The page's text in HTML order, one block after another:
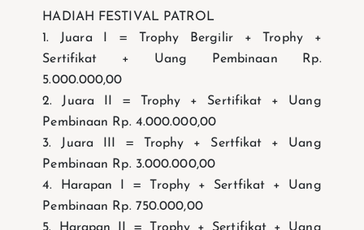
HADIAH FESTIVAL PATROL
1. Juara I = Trophy Bergilir + Trophy +
Sertifikat + Uang Pembinaan Rp.
5.000.000,00
2. Juara II = Trophy + Sertifikat + Uang
Pembinaan Rp. 4.000.000,00
3. Juara III = Trophy + Sertfikat + Uang
Pembinaan Rp. 3.000.000,00
4. Harapan I = Trophy + Sertfikat + Uang
Pembinaan Rp. 750.000,00
5. Harapan II = Trophy + Sertifikat + Uang